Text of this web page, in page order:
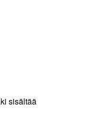
sisältää